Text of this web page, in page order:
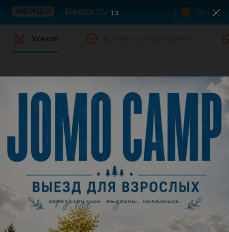
Лето
Хоккей
Дата Калинковичи
В данном городе нет событий,
удовлетворяющих условиям фильтра.
13